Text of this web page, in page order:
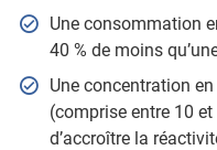
Une consommation
40 % de moins
Une concentration
(comprise entre 10
d’accroître la